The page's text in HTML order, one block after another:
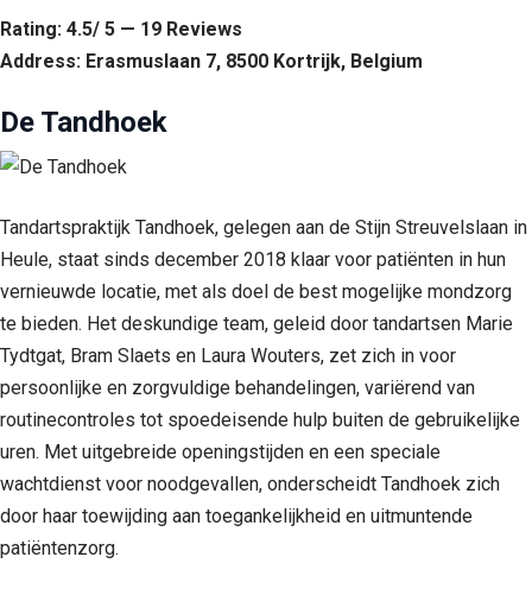
Rating: 4.5/ 5 — 19 Reviews
Address: Erasmuslaan 7, 8500 Kortrijk, Belgium
De Tandhoek
Tandartspraktijk Tandhoek, gelegen aan de Stijn Streuvelslaan in
Heule, staat sinds december 2018 klaar voor patiënten in hun
vernieuwde locatie, met als doel de best mogelijke mondzorg
te bieden. Het deskundige team, geleid door tandartsen Marie
Tydtgat, Bram Slaets en Laura Wouters, zet zich in voor
persoonlijke en zorgvuldige behandelingen, variërend van
routinecontroles tot spoedeisende hulp buiten de gebruikelijke
uren. Met uitgebreide openingstijden en een speciale
wachtdienst voor noodgevallen, onderscheidt Tandhoek zich
door haar toewijding aan toegankelijkheid en uitmuntende
patiëntenzorg.